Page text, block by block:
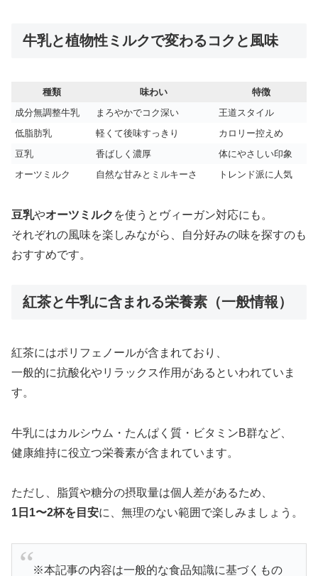
牛乳と植物性ミルクで変わるコクと風味
種類 味わい
特徴
成分無調整牛乳
まろやかでコク深い
王道スタイル
低脂肪乳
軽くて後味すっきり
カロリー控えめ
豆乳
香ばしく濃厚
体にやさしい印象
オーツミルク
自然な甘みとミルキーさ トレンド派に人気
豆乳やオーツミルク を使うとヴィーガン対応にも。
それぞれの風味を楽しみながら、自分好みの味を探すのも
おすすめです。
紅茶と牛乳に含まれる栄養素（一般情報）
紅茶にはポリフェノールが含まれており、
一般的に抗酸化やリラックス作用があるといわれていま
す。
牛乳にはカルシウム・たんぱく質・ビタミンB群など、
健康維持に役立つ栄養素が含まれています。
ただし、脂質や糖分の摂取量は個人差があるため、
1日1〜2杯を目安に、無理のない範囲で楽しみましょう。
※本記事の内容は一般的な食品知識に基づくもの